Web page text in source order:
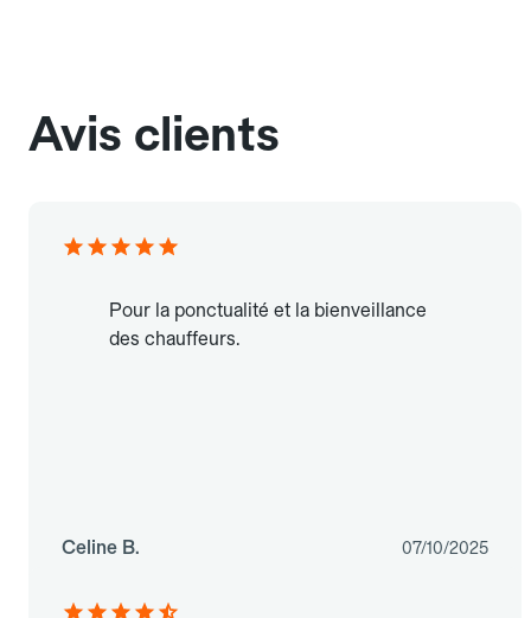
Avis clients
Pour la ponctualité et la bienveillance
des chauffeurs.
Celine B. 07/10/2025